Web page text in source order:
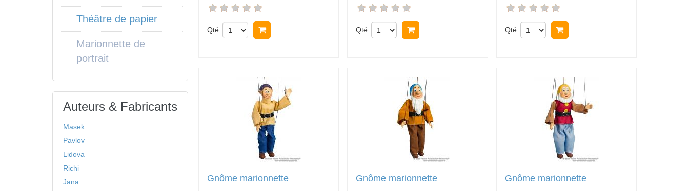
Qté Qté Qté
Gnôme marionnette Gnôme marionnette Gnôme marionnette
Théâtre de papier
Marionnette de
portrait
Auteurs & Fabricants
Masek
Pavlov
Lidova
Richi
Jana